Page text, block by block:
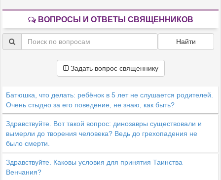
ВОПРОСЫ И ОТВЕТЫ СВЯЩЕННИКОВ
Найти
Задать вопрос священнику
Батюшка, что делать: ребёнок в 5 лет не слушается родителей.
Очень стыдно за его поведение, не знаю, как быть?
Здравствуйте. Вот такой вопрос: динозавры существовали и
вымерли до творения человека? Ведь до грехопадения не
было смерти.
Здравствуйте. Каковы условия для принятия Таинства
Венчания?